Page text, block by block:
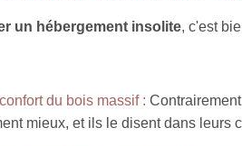
un hébergement insolite, c'est
du bois massif :
mieux, et ils le disent dans leurs